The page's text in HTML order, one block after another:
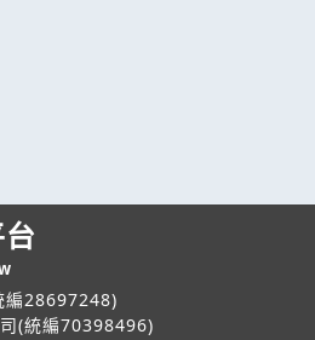
編28697248)
(統編70398496)